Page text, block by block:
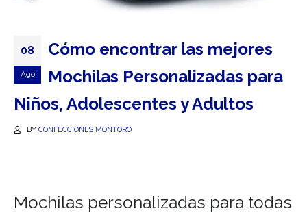
08
Ago
Cómo encontrar las mejores
Mochilas Personalizadas para
Niños, Adolescentes y Adultos
BY CONFECCIONES MONTORO
Mochilas personalizadas para todas